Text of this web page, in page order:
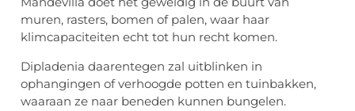
muren, rasters, bomen of palen, waar haar
klimcapaciteiten echt tot hun recht komen.
Dipladenia daarentegen zal uitblinken in
ophangingen of verhoogde potten en tuinbakken,
waaraan ze naar beneden kunnen bungelen.